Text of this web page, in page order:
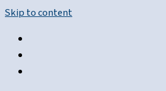
Skip to content